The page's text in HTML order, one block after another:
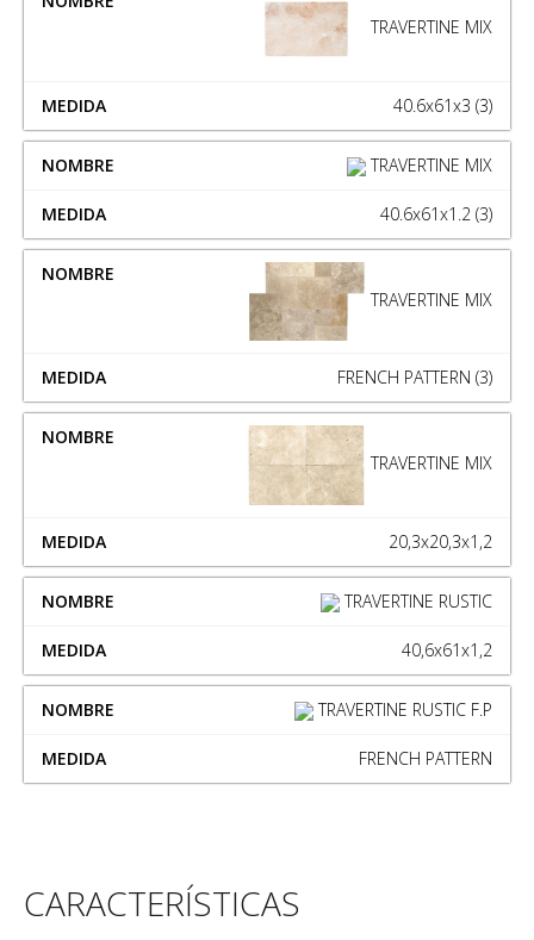
TRAVERTINE MIX
40.6x61x3 (3)
TRAVERTINE MIX
40.6x61x1.2 (3)
TRAVERTINE MIX
FRENCH PATTERN (3)
TRAVERTINE MIX
20,3x20,3x1,2
TRAVERTINE RUSTIC
40,6x61x1,2
TRAVERTINE RUSTIC F.P
FRENCH PATTERN
CARACTERÍSTICAS